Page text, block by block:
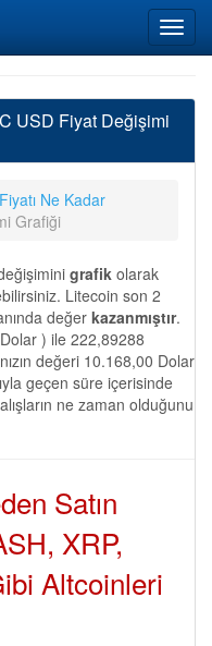
USD Fiyat Değişimi
Ne Kadar
Grafiği
grafik olarak
Litecoin son 2
değer kazanmıştır.
) ile 222,89288
değeri 10.168,00 Dolar
geçen süre içerisinde
ne zaman olduğunu
Satın
XRP,
Altcoinleri